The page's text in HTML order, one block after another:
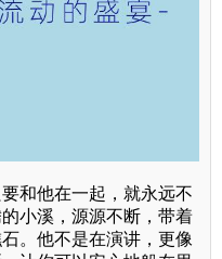
和他在一起，就永远不
小溪，源源不断，带着
。他不是在演讲，更像